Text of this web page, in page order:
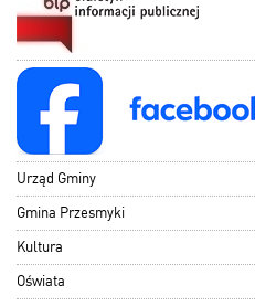
Urząd Gminy
Gmina Przesmyki
Kultura
Oświata